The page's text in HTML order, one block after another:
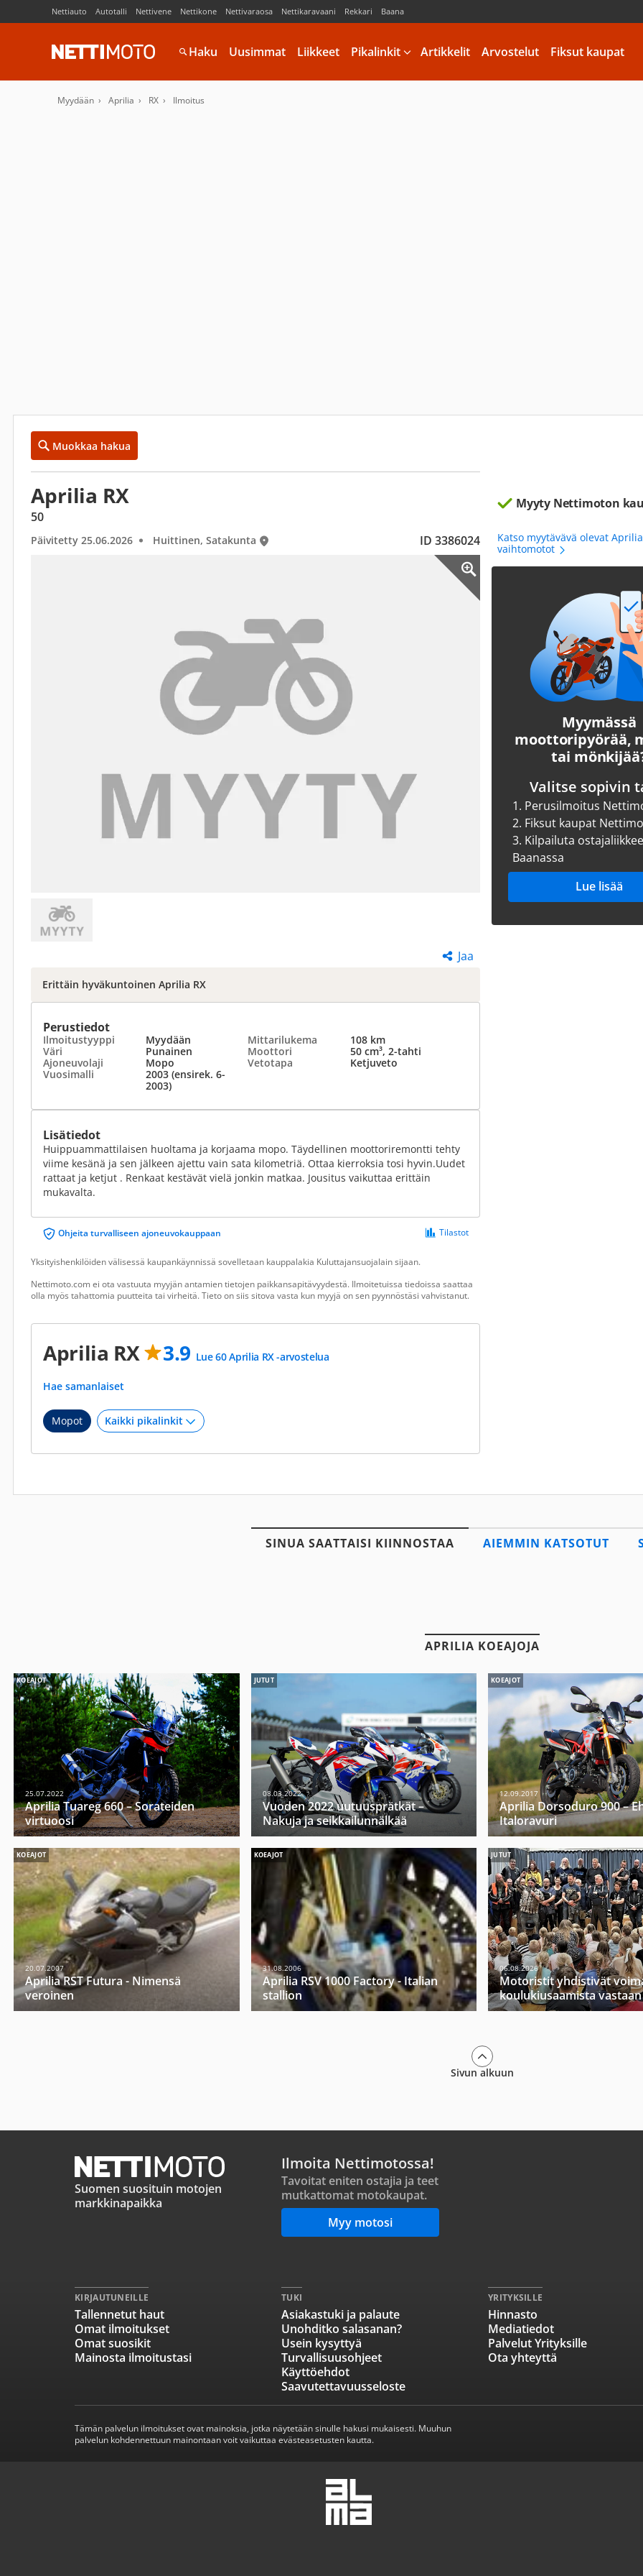
Nettiauto Autotalli Nettivene Nettikone Nettivaraosa Nettikaravaani Rekkari Baana
Haku Uusimmat Liikkeet Pikalinkit Artikkelit Arvostelut Fiksut kaupat
Myydään Aprilia RX Ilmoitus
Muokkaa hakua
Aprilia RX
50
Päivitetty 25.06.2026 Huittinen, Satakunta ID 3386024
Jaa
Erittäin hyväkuntoinen Aprilia RX
Perustiedot
Ilmoitustyyppi Myydään Mittarilukema
108 km
Väri
Punainen Moottori
50 cm³, 2-tahti
Ajoneuvolaji
Mopo Vetotapa
Ketjuveto
Vuosimalli
2003 (ensirek. 6-
2003)
Lisätiedot
Huippuammattilaisen huoltama ja korjaama mopo. Täydellinen moottoriremontti tehty
viime kesänä ja sen jälkeen ajettu vain sata kilometriä. Ottaa kierroksia tosi hyvin.Uudet
rattaat ja ketjut . Renkaat kestävät vielä jonkin matkaa. Jousitus vaikuttaa erittäin
mukavalta.
Ohjeita turvalliseen ajoneuvokauppaan Tilastot
Yksityishenkilöiden välisessä kaupankäynnissä sovelletaan kauppalakia Kuluttajansuojalain sijaan.
Nettimoto.com ei ota vastuuta myyjän antamien tietojen paikkansapitävyydestä. Ilmoitetuissa tiedoissa saattaa
olla myös tahattomia puutteita tai virheitä. Tieto on siis sitova vasta kun myyjä on sen pyynnöstäsi vahvistanut.
Aprilia RX 3.9 Lue 60 Aprilia RX -arvostelua
Hae samanlaiset
Mopot
Myyty Nettimoton
Katso myytävävä olevat
vaihtomotot
Myymässä
moottoripyörää,
tai
Valitse sopivin
1. Perusilmoitus
2. Fiksut kaupat
3. Kilpailuta
Baanassa
Lue lisää
SINUA SAATTAISI KIINNOSTAA AIEMMIN KATSOTUT
APRILIA KOEAJOJA
KOEAJOT
25.07.2022
Aprilia Tuareg 660 – Sorateiden
virtuoosi
JUTUT
08.03.2022
Vuoden 2022 uutuusprätkät –
Nakuja ja seikkailunnälkää
KOEAJOT
12.09.2017
Aprilia Dorsoduro 900 –
Italoravuri
KOEAJOT
20.07.2007
Aprilia RST Futura - Nimensä
veroinen
KOEAJOT
31.08.2006
Aprilia RSV 1000 Factory - Italian
stallion
JUTUT
06.08.2026
Motoristit yhdistivät
koulukiusaamista vastaan
Sivun alkuun
Suomen suosituin motojen
markkinapaikka
Ilmoita Nettimotossa!
Tavoitat eniten ostajia ja teet
mutkattomat motokaupat.
Myy motosi
KIRJAUTUNEILLE
Tallennetut haut
Omat ilmoitukset
Omat suosikit
Mainosta ilmoitustasi
TUKI
Asiakastuki ja palaute
Unohditko salasanan?
Usein kysyttyä
Turvallisuusohjeet
Käyttöehdot
Saavutettavuusseloste
YRITYKSILLE
Hinnasto
Mediatiedot
Palvelut Yrityksille
Ota yhteyttä
Tämän palvelun ilmoitukset ovat mainoksia, jotka näytetään sinulle hakusi mukaisesti. Muuhun
palvelun kohdennettuun mainontaan voit vaikuttaa evästeasetusten kautta.